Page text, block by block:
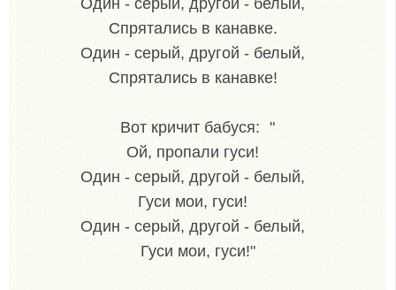
Спрятались в канавке.
Один - серый, другой - белый,
Спрятались в канавке!
Вот кричит бабуся: "
Ой, пропали гуси!
Один - серый, другой - белый,
Гуси мои, гуси!
Один - серый, другой - белый,
Гуси мои, гуси!"